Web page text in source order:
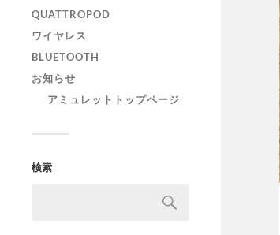
QUATTROPOD
ワイヤレス
BLUETOOTH
お知らせ
アミュレットトップページ
検索